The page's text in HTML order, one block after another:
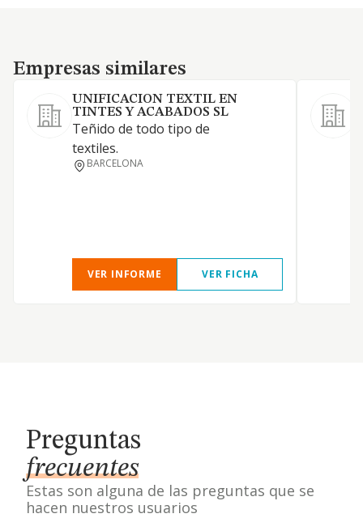
Empresas similares
Empresas similares
UNIFICACION TEXTIL EN
TINTES Y ACABADOS SL
Teñido de todo tipo de
textiles.
BARCELONA
VER INFORME VER FICHA
Preguntas
frecuentes
Estas son alguna de las preguntas que se
hacen nuestros usuarios